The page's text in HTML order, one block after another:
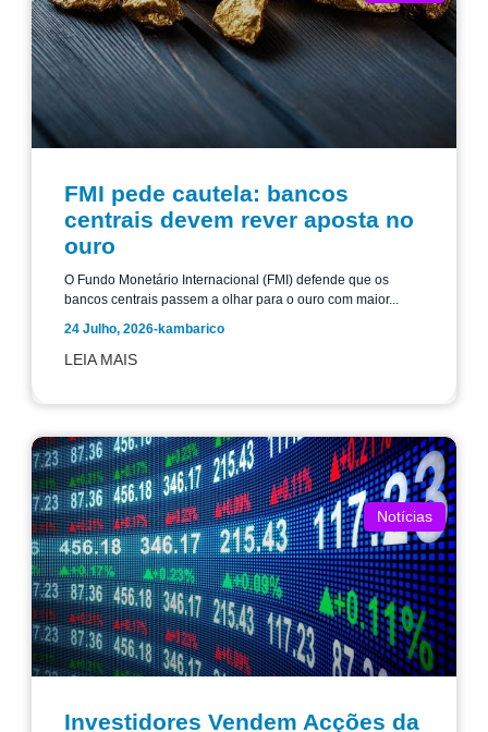
FMI pede cautela: bancos
centrais devem rever aposta no
ouro
O Fundo Monetário Internacional (FMI) defende que os
bancos centrais passem a olhar para o ouro com maior...
24 Julho, 2026-kambarico
LEIA MAIS
Notícias
Investidores Vendem Acções da